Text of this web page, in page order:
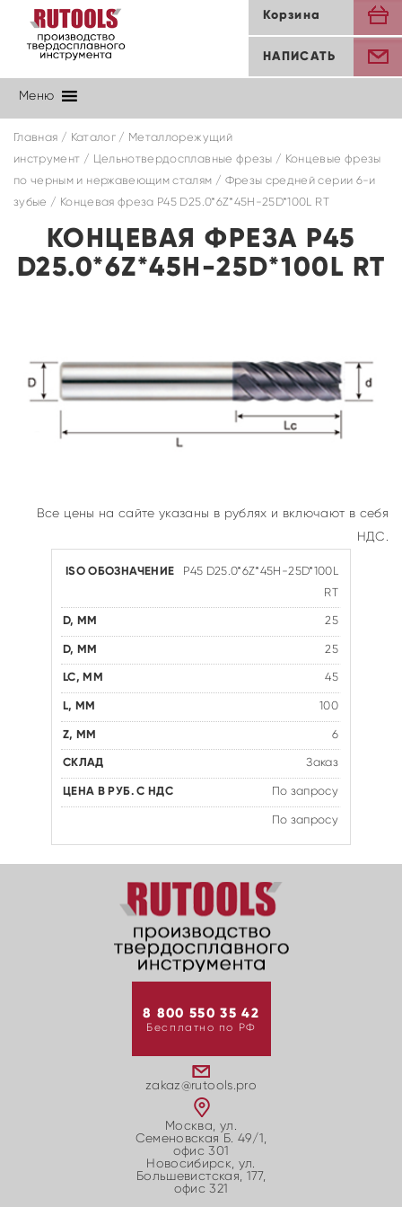
Корзина
НАПИСАТЬ
Меню
Главная / Каталог/ Металлорежущий
инструмент / Цельнотвердосплавные фрезы / Концевые фрезы
по черным и нержавеющим сталям / Фрезы средней серии 6-и
зубые / Концевая фреза P45 D25.0*6Z*45H-25D*100L RT
КОНЦЕВАЯ ФРЕЗА P45
D25.0*6Z*45H-25D*100L RT
Все цены на сайте указаны в рублях и включают в себя
НДС.
P45 D25.0*6Z*45H-25D*100L
RT
25
25
45
100
6
Заказ
По запросу
По запросу
8 800 550 35 42
Бесплатно по РФ
zakaz@rutools.pro
Москва, ул.
Семеновская Б. 49/1,
офис 301
Новосибирск, ул.
Большевиcтская, 177,
офис 321